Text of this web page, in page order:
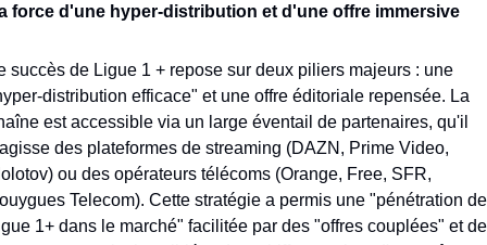
force d'une hyper-distribution et d'une offre immersive
succès de Ligue 1 + repose sur deux piliers majeurs : une
distribution efficace" et une offre éditoriale repensée. La
est accessible via un large éventail de partenaires, qu'il
des plateformes de streaming (DAZN, Prime Video,
ou des opérateurs télécoms (Orange, Free, SFR,
Telecom). Cette stratégie a permis une "pénétration de
1+ dans le marché" facilitée par des "offres couplées" et